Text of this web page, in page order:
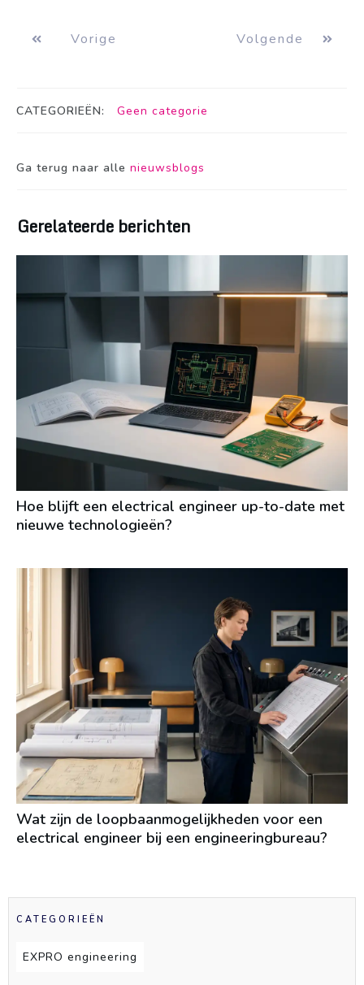
Vorige Volgende
CATEGORIEËN: Geen categorie
Ga terug naar alle nieuwsblogs
Gerelateerde berichten
Hoe blijft een electrical engineer up-to-date met
nieuwe technologieën?
Wat zijn de loopbaanmogelijkheden voor een
electrical engineer bij een engineeringbureau?
CATEGORIEËN
EXPRO engineering